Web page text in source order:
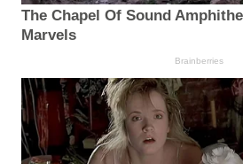
The Chapel Of Sound
Marvels
Brainberries